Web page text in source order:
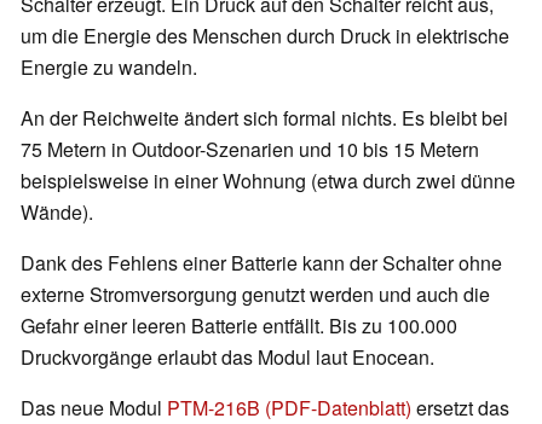
um die Energie des Menschen durch Druck in elektrische
Energie zu wandeln.
An der Reichweite ändert sich formal nichts. Es bleibt bei
75 Metern in Outdoor-Szenarien und 10 bis 15 Metern
beispielsweise in einer Wohnung (etwa durch zwei dünne
Wände).
Dank des Fehlens einer Batterie kann der Schalter ohne
externe Stromversorgung genutzt werden und auch die
Gefahr einer leeren Batterie entfällt. Bis zu 100.000
Druckvorgänge erlaubt das Modul laut Enocean.
Das neue Modul PTM-216B (PDF-Datenblatt) ersetzt das